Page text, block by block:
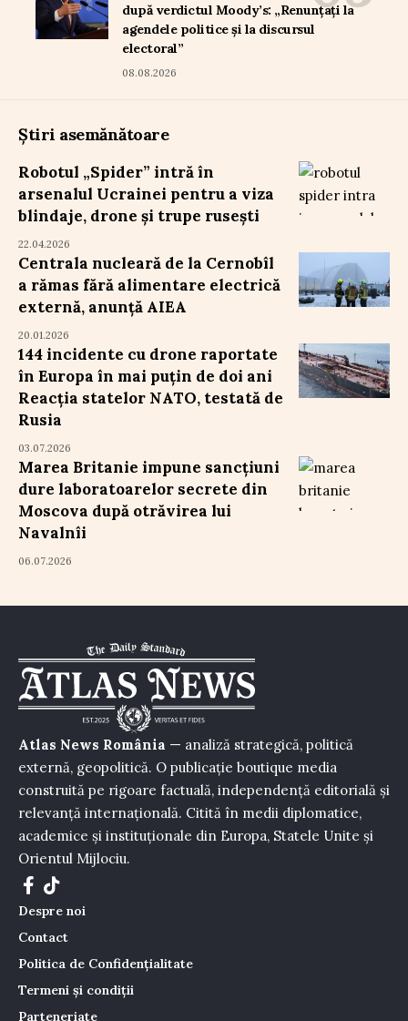
după verdictul Moody’s: „Renunțați la
agendele politice și la discursul
electoral”
08.08.2026
Știri asemănătoare
Robotul „Spider” intră în
arsenalul Ucrainei pentru a viza
blindaje, drone și trupe rusești
22.04.2026
Centrala nucleară de la Cernobîl
a rămas fără alimentare electrică
externă, anunță AIEA
20.01.2026
144 incidente cu drone raportate
în Europa în mai puțin de doi ani
Reacția statelor NATO, testată de
Rusia
03.07.2026
Marea Britanie impune sancțiuni
dure laboratoarelor secrete din
Moscova după otrăvirea lui
Navalnîi
06.07.2026
Atlas News România — analiză strategică, politică
externă, geopolitică. O publicație boutique media
construită pe rigoare factuală, independență editorială și
relevanță internațională. Citită în medii diplomatice,
academice și instituționale din Europa, Statele Unite și
Orientul Mijlociu.
Despre noi
Contact
Politica de Confidențialitate
Termeni și condiții
Parteneriate